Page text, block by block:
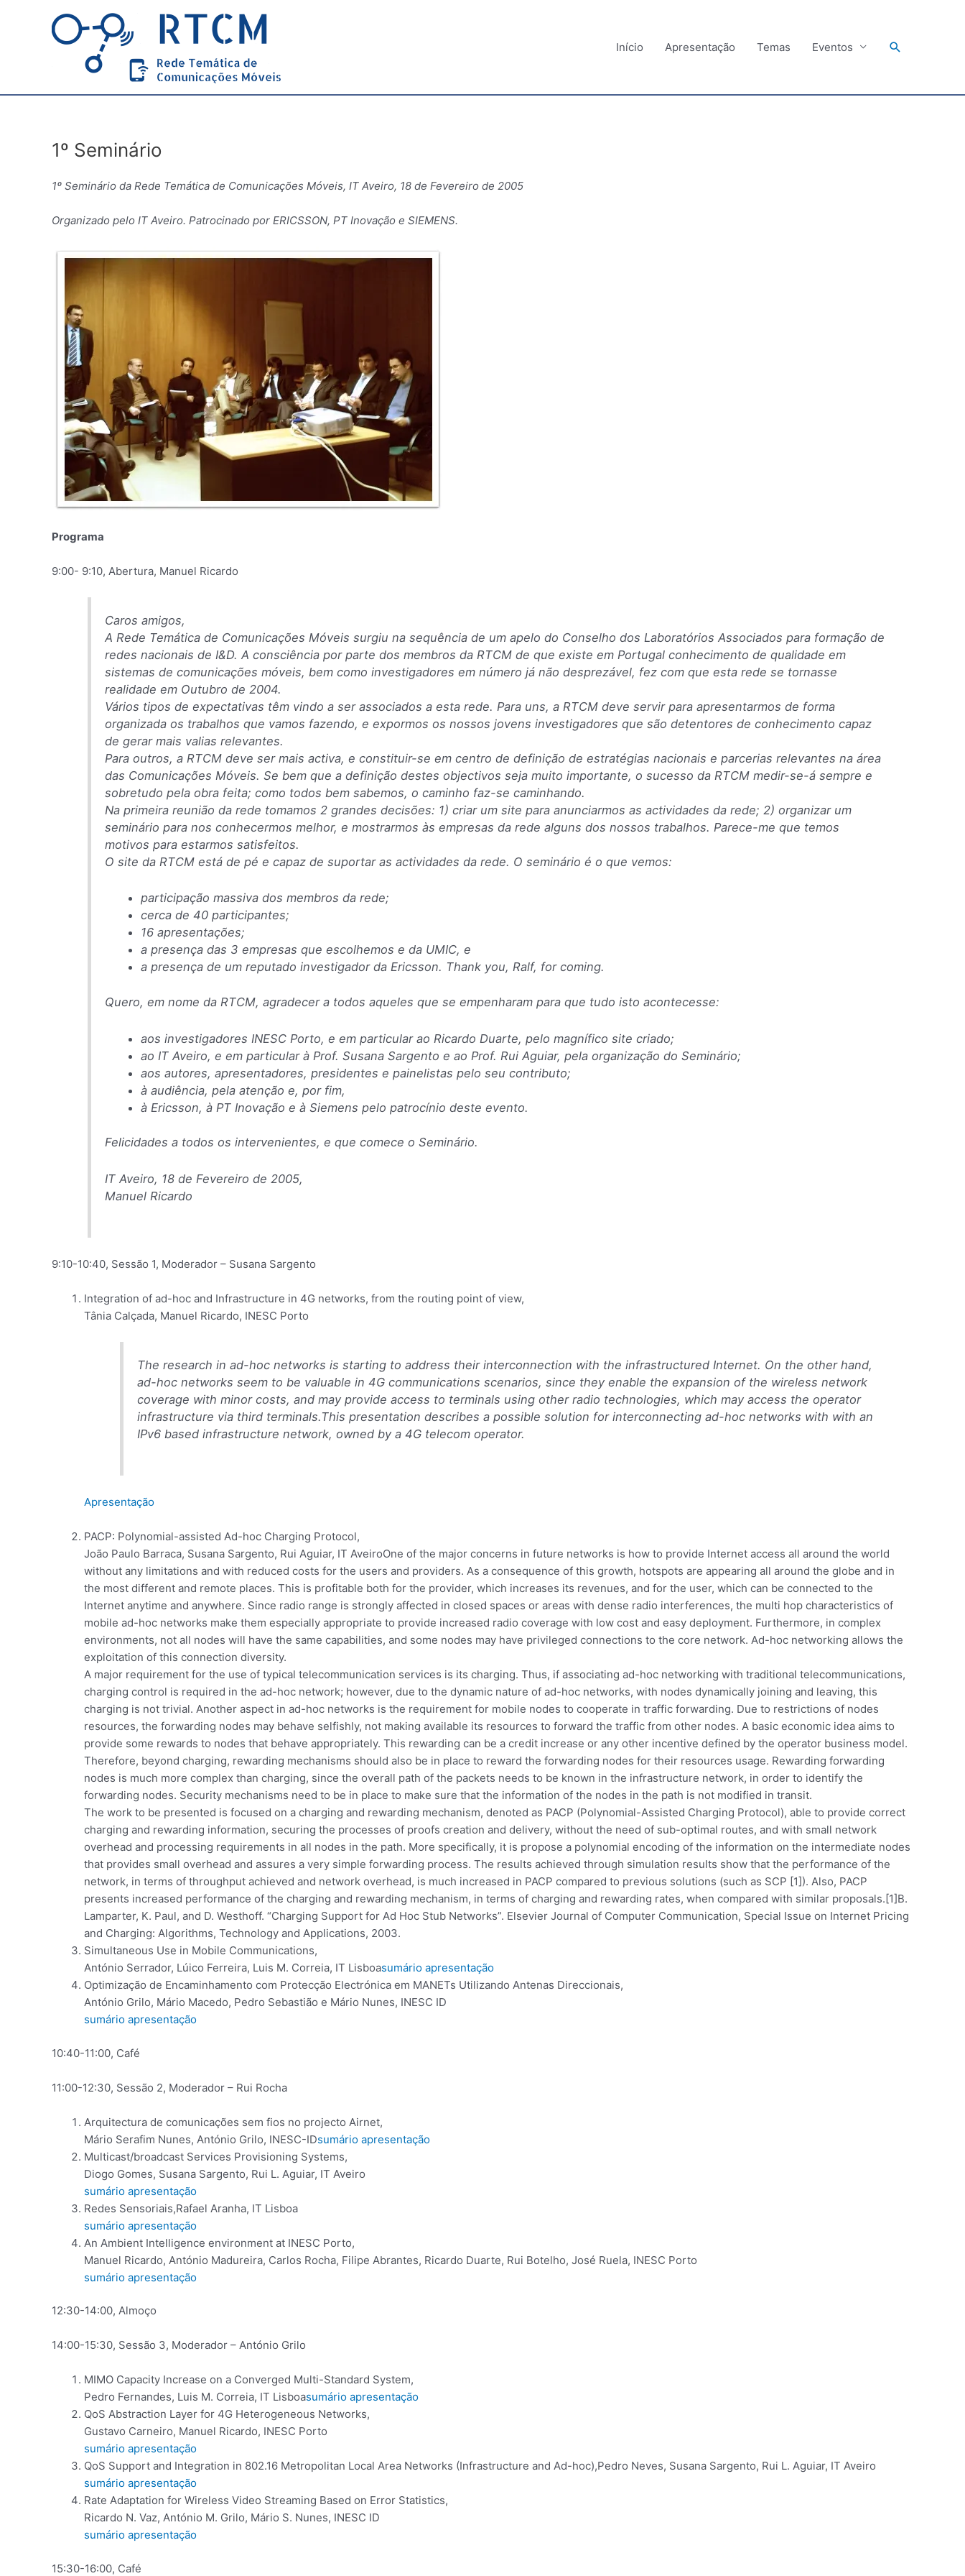
Início Apresentação Temas Eventos Search
1º Seminário
1º Seminário da Rede Temática de Comunicações Móveis, IT Aveiro, 18 de Fevereiro de 2005
Organizado pelo IT Aveiro. Patrocinado por ERICSSON, PT Inovação e SIEMENS.
Programa
9:00- 9:10, Abertura, Manuel Ricardo
Caros amigos,
A Rede Temática de Comunicações Móveis surgiu na sequência de um apelo do Conselho dos Laboratórios Associados para formação de
redes nacionais de I&D. A consciência por parte dos membros da RTCM de que existe em Portugal conhecimento de qualidade em
sistemas de comunicações móveis, bem como investigadores em número já não desprezável, fez com que esta rede se tornasse
realidade em Outubro de 2004.
Vários tipos de expectativas têm vindo a ser associados a esta rede. Para uns, a RTCM deve servir para apresentarmos de forma
organizada os trabalhos que vamos fazendo, e expormos os nossos jovens investigadores que são detentores de conhecimento capaz
de gerar mais valias relevantes.
Para outros, a RTCM deve ser mais activa, e constituir-se em centro de definição de estratégias nacionais e parcerias relevantes na área
das Comunicações Móveis. Se bem que a definição destes objectivos seja muito importante, o sucesso da RTCM medir-se-á sempre e
sobretudo pela obra feita; como todos bem sabemos, o caminho faz-se caminhando.
Na primeira reunião da rede tomamos 2 grandes decisões: 1) criar um site para anunciarmos as actividades da rede; 2) organizar um
seminário para nos conhecermos melhor, e mostrarmos às empresas da rede alguns dos nossos trabalhos. Parece-me que temos
motivos para estarmos satisfeitos.
O site da RTCM está de pé e capaz de suportar as actividades da rede. O seminário é o que vemos:
participação massiva dos membros da rede;
cerca de 40 participantes;
16 apresentações;
a presença das 3 empresas que escolhemos e da UMIC, e
a presença de um reputado investigador da Ericsson. Thank you, Ralf, for coming.
Quero, em nome da RTCM, agradecer a todos aqueles que se empenharam para que tudo isto acontecesse:
aos investigadores INESC Porto, e em particular ao Ricardo Duarte, pelo magnífico site criado;
ao IT Aveiro, e em particular à Prof. Susana Sargento e ao Prof. Rui Aguiar, pela organização do Seminário;
aos autores, apresentadores, presidentes e painelistas pelo seu contributo;
à audiência, pela atenção e, por fim,
à Ericsson, à PT Inovação e à Siemens pelo patrocínio deste evento.
Felicidades a todos os intervenientes, e que comece o Seminário.
IT Aveiro, 18 de Fevereiro de 2005,
Manuel Ricardo
9:10-10:40, Sessão 1, Moderador – Susana Sargento
Integration of ad-hoc and Infrastructure in 4G networks, from the routing point of view,
Tânia Calçada, Manuel Ricardo, INESC Porto
The research in ad-hoc networks is starting to address their interconnection with the infrastructured Internet. On the other hand,
ad-hoc networks seem to be valuable in 4G communications scenarios, since they enable the expansion of the wireless network
coverage with minor costs, and may provide access to terminals using other radio technologies, which may access the operator
infrastructure via third terminals.This presentation describes a possible solution for interconnecting ad-hoc networks with with an
IPv6 based infrastructure network, owned by a 4G telecom operator.
Apresentação
PACP: Polynomial-assisted Ad-hoc Charging Protocol,
João Paulo Barraca, Susana Sargento, Rui Aguiar, IT AveiroOne of the major concerns in future networks is how to provide Internet access all around the world
without any limitations and with reduced costs for the users and providers. As a consequence of this growth, hotspots are appearing all around the globe and in
the most different and remote places. This is profitable both for the provider, which increases its revenues, and for the user, which can be connected to the
Internet anytime and anywhere. Since radio range is strongly affected in closed spaces or areas with dense radio interferences, the multi hop characteristics of
mobile ad-hoc networks make them especially appropriate to provide increased radio coverage with low cost and easy deployment. Furthermore, in complex
environments, not all nodes will have the same capabilities, and some nodes may have privileged connections to the core network. Ad-hoc networking allows the
exploitation of this connection diversity.
A major requirement for the use of typical telecommunication services is its charging. Thus, if associating ad-hoc networking with traditional telecommunications,
charging control is required in the ad-hoc network; however, due to the dynamic nature of ad-hoc networks, with nodes dynamically joining and leaving, this
charging is not trivial. Another aspect in ad-hoc networks is the requirement for mobile nodes to cooperate in traffic forwarding. Due to restrictions of nodes
resources, the forwarding nodes may behave selfishly, not making available its resources to forward the traffic from other nodes. A basic economic idea aims to
provide some rewards to nodes that behave appropriately. This rewarding can be a credit increase or any other incentive defined by the operator business model.
Therefore, beyond charging, rewarding mechanisms should also be in place to reward the forwarding nodes for their resources usage. Rewarding forwarding
nodes is much more complex than charging, since the overall path of the packets needs to be known in the infrastructure network, in order to identify the
forwarding nodes. Security mechanisms need to be in place to make sure that the information of the nodes in the path is not modified in transit.
The work to be presented is focused on a charging and rewarding mechanism, denoted as PACP (Polynomial-Assisted Charging Protocol), able to provide correct
charging and rewarding information, securing the processes of proofs creation and delivery, without the need of sub-optimal routes, and with small network
overhead and processing requirements in all nodes in the path. More specifically, it is propose a polynomial encoding of the information on the intermediate nodes
that provides small overhead and assures a very simple forwarding process. The results achieved through simulation results show that the performance of the
network, in terms of throughput achieved and network overhead, is much increased in PACP compared to previous solutions (such as SCP [1]). Also, PACP
presents increased performance of the charging and rewarding mechanism, in terms of charging and rewarding rates, when compared with similar proposals.[1]B.
Lamparter, K. Paul, and D. Westhoff. “Charging Support for Ad Hoc Stub Networks”. Elsevier Journal of Computer Communication, Special Issue on Internet Pricing
and Charging: Algorithms, Technology and Applications, 2003.
Simultaneous Use in Mobile Communications,
António Serrador, Lúico Ferreira, Luis M. Correia, IT Lisboasumário apresentação
Optimização de Encaminhamento com Protecção Electrónica em MANETs Utilizando Antenas Direccionais,
António Grilo, Mário Macedo, Pedro Sebastião e Mário Nunes, INESC ID
sumário apresentação
10:40-11:00, Café
11:00-12:30, Sessão 2, Moderador – Rui Rocha
Arquitectura de comunicações sem fios no projecto Airnet,
Mário Serafim Nunes, António Grilo, INESC-IDsumário apresentação
Multicast/broadcast Services Provisioning Systems,
Diogo Gomes, Susana Sargento, Rui L. Aguiar, IT Aveiro
sumário apresentação
Redes Sensoriais,Rafael Aranha, IT Lisboa
sumário apresentação
An Ambient Intelligence environment at INESC Porto,
Manuel Ricardo, António Madureira, Carlos Rocha, Filipe Abrantes, Ricardo Duarte, Rui Botelho, José Ruela, INESC Porto
sumário apresentação
12:30-14:00, Almoço
14:00-15:30, Sessão 3, Moderador – António Grilo
MIMO Capacity Increase on a Converged Multi-Standard System,
Pedro Fernandes, Luis M. Correia, IT Lisboasumário apresentação
QoS Abstraction Layer for 4G Heterogeneous Networks,
Gustavo Carneiro, Manuel Ricardo, INESC Porto
sumário apresentação
QoS Support and Integration in 802.16 Metropolitan Local Area Networks (Infrastructure and Ad-hoc),Pedro Neves, Susana Sargento, Rui L. Aguiar, IT Aveiro
sumário apresentação
Rate Adaptation for Wireless Video Streaming Based on Error Statistics,
Ricardo N. Vaz, António M. Grilo, Mário S. Nunes, INESC ID
sumário apresentação
15:30-16:00, Café